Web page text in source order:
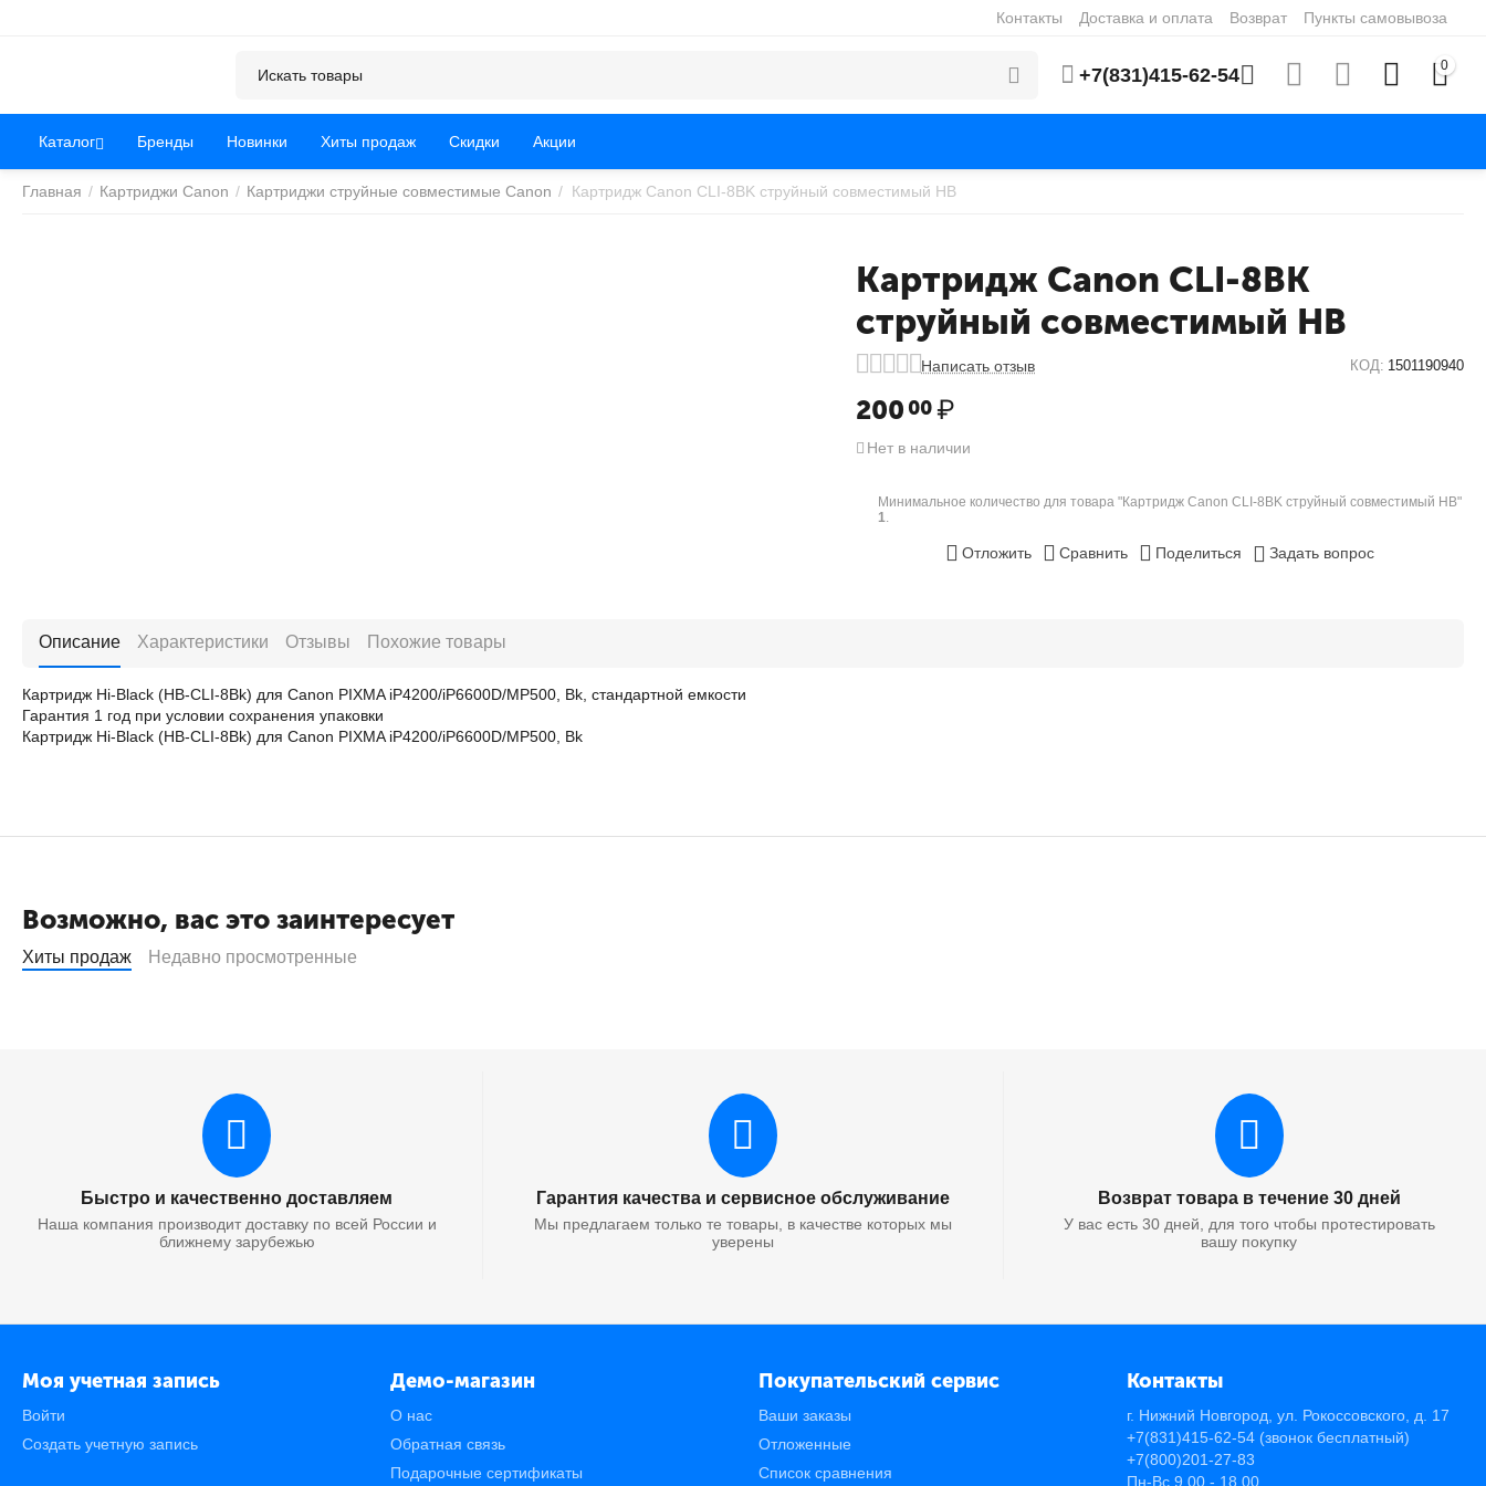
Контакты Доставка и оплата Возврат Пункты самовывоза
+7(831)415-62-54 0
Каталог Бренды Новинки Хиты продаж Скидки Акции
Главная / Картриджи Canon / Картриджи струйные совместимые Canon / Картридж Canon CLI-8BK струйный совместимый HB
Картридж Canon CLI-8BK
струйный совместимый HB
Написать отзыв КОД: 1501190940
200 00₽
Нет в наличии
Минимальное количество для товара "Картридж Canon CLI-8BK струйный совместимый HB"
1.
Отложить Сравнить Поделиться Задать вопрос
Описание Характеристики Отзывы Похожие товары
Картридж Hi-Black (HB-CLI-8Bk) для Canon PIXMA iP4200/iP6600D/MP500, Bk, стандартной емкости
Гарантия 1 год при условии сохранения упаковки
Картридж Hi-Black (HB-CLI-8Bk) для Canon PIXMA iP4200/iP6600D/MP500, Bk
Возможно, вас это заинтересует
Хиты продаж Недавно просмотренные
Быстро и качественно доставляем
Наша компания производит доставку по всей России и
ближнему зарубежью
Гарантия качества и сервисное обслуживание
Мы предлагаем только те товары, в качестве которых мы
уверены
Возврат товара в течение 30 дней
У вас есть 30 дней, для того чтобы протестировать
вашу покупку
Моя учетная запись
Войти
Создать учетную запись
Демо-магазин
О нас
Обратная связь
Подарочные сертификаты
Покупательский сервис
Ваши заказы
Отложенные
Список сравнения
Контакты
г. Нижний Новгород, ул. Рокоссовского, д. 17
+7(831)415-62-54(звонок бесплатный)
+7(800)201-27-83
Пн-Вс 9.00 - 18.00